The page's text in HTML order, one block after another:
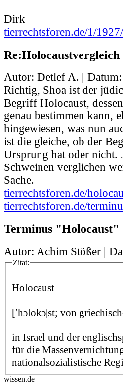
Dirk
tierrechtsforen.de/1/
Autor: Detlef A. | Datum:
Richtig, Shoa ist der
Begriff Holocaust,
genau bestimmen kann,
hingewiesen, was nun
ist die gleiche, ob der
Ursprung hat oder nicht.
Schweinen verglichen
Sache.
tierrechtsforen.de/
tierrechtsforen.de/
Terminus "Holocaust"
Autor: Achim Stößer |
Zitat:
Holocaust
[′hɔlokɔ|st; von
in Israel und der
für die
nationalsozialistische
wissen.de